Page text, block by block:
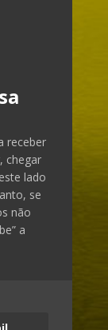
receber
chegar
lado
se
não
a